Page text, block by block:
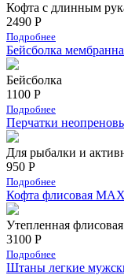
Кофта с длинным
2490 Р
Подробнее
Бейсболка
Бейсболка
1100 Р
Подробнее
Перчатки
Для рыбалки и
950 Р
Подробнее
Кофта флисовая
Утепленная
3100 Р
Подробнее
Штаны легкие